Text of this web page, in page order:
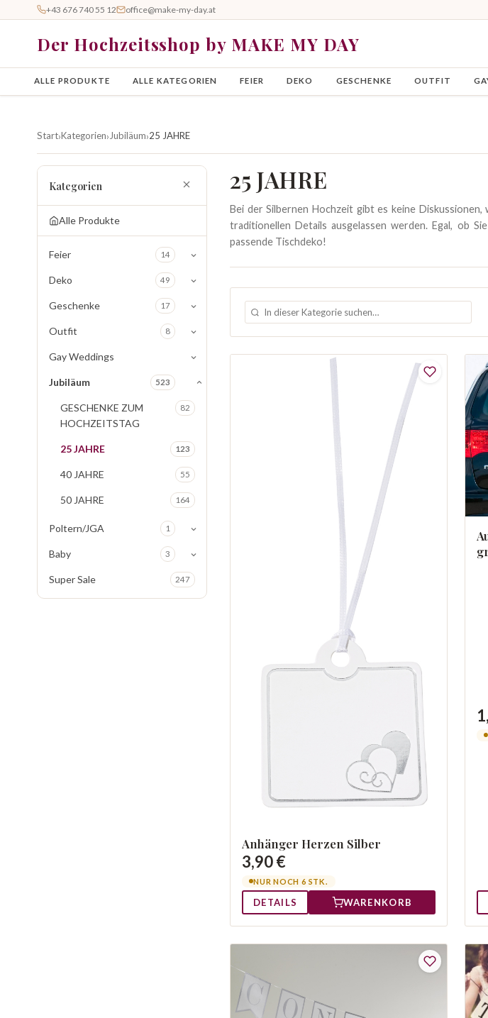
+43 676 740 55 12 office@make-my-day.at
Der Hochzeitsshop by MAKE MY DAY
ALLE PRODUKTE ALLE KATEGORIEN FEIER DEKO GESCHENKE OUTFIT
Start›Kategorien› Jubiläum›25 JAHRE
Kategorien
Alle Produkte
Feier 14
Deko 49
Geschenke 17
Outfit 8
Gay Weddings
Jubiläum 523
GESCHENKE ZUM
HOCHZEITSTAG
82
25 JAHRE 123
40 JAHRE 55
50 JAHRE 164
Poltern/JGA 1
Baby 3
Super Sale 247
25 JAHRE
Bei der Silbernen Hochzeit gibt es keine
traditionellen Details ausgelassen werden. Egal, ob
passende Tischdeko!
Anhänger Herzen Silber
3,90 €
NUR NOCH 6 STK.
DETAILS WARENKORB